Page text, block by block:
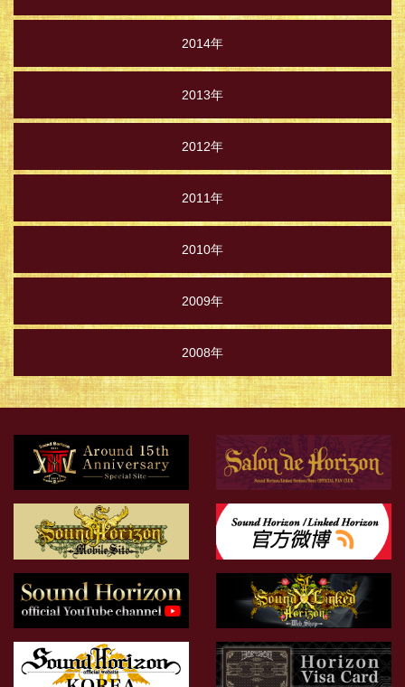
2014年
2013年
2012年
2011年
2010年
2009年
2008年